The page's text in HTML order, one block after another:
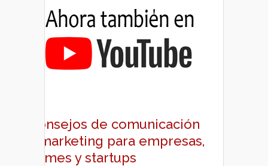
Consejos de comunicación
y marketing para empresas,
pymes y startups